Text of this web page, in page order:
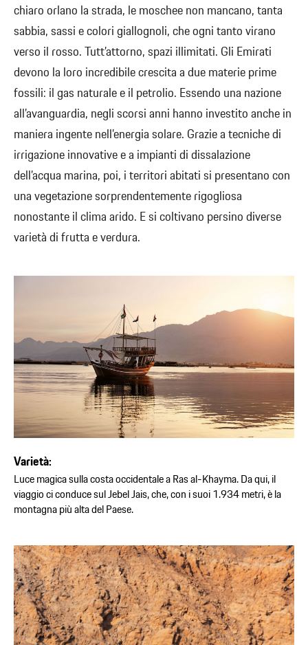
chiaro orlano la strada, le moschee non mancano, tanta
sabbia, sassi e colori giallognoli, che ogni tanto virano
verso il rosso. Tutt’attorno, spazi illimitati. Gli Emirati
devono la loro incredibile crescita a due materie prime
fossili: il gas naturale e il petrolio. Essendo una nazione
all’avanguardia, negli scorsi anni hanno investito anche in
maniera ingente nell’energia solare. Grazie a tecniche di
irrigazione innovative e a impianti di dissalazione
dell’acqua marina, poi, i territori abitati si presentano con
una vegetazione sorprendentemente rigogliosa
nonostante il clima arido. E si coltivano persino diverse
varietà di frutta e verdura.
Varietà:
Luce magica sulla costa occidentale a Ras al-Khayma. Da qui, il
viaggio ci conduce sul Jebel Jais, che, con i suoi 1.934 metri, è la
montagna più alta del Paese.